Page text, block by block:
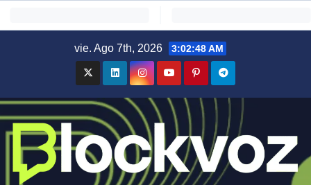
vie. Ago 7th, 2026 3:02:49 AM